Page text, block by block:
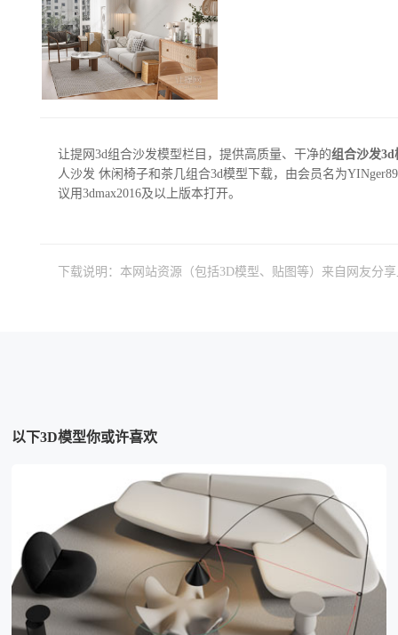
让提网3d组合沙发模型栏目，提供高质量、干净的组合沙发3d
人沙发 休闲椅子和茶几组合3d模型下载，由会员名为
议用3dmax2016及以上版本打开。
下载说明：本网站资源（包括3D模型、贴图等）来自网友分
以下3D模型你或许喜欢